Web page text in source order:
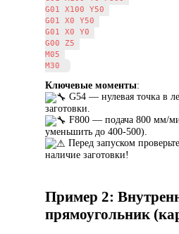
G01 X100 Y50
G01 X0 Y50
G01 X0 Y0
G00 Z5
M05
Ключевые моменты:
G54 — нулевая точка в
заготовки.
F800 — подача 800 мм/
уменьшить до 400-500).
Перед запуском
наличие заготовки!
Пример 2:
прямоугольник